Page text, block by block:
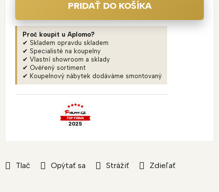
Tlač Opýtať sa Strážiť Zdieľať
PRIDAŤ DO KOŠÍKA
Proč koupit u Aplomo?
✔ Skladem opravdu skladem
✔ Specialisté na koupelny
✔ Vlastní showroom a sklady
✔ Ověřený sortiment
✔ Koupelnový nábytek dodáváme smontovaný